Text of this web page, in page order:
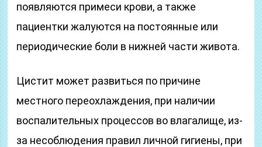
появляются примеси крови, а также
пациентки жалуются на постоянные или
периодические боли в нижней части живота.
Цистит может развиться по причине
местного переохлаждения, при наличии
воспалительных процессов во влагалище, из-
за несоблюдения правил личной гигиены, при